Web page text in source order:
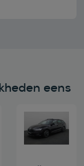
eens
Bekijk deze